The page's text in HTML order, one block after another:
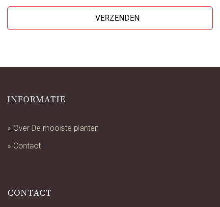
INFORMATIE
Over De mooiste planten
Contact
CONTACT